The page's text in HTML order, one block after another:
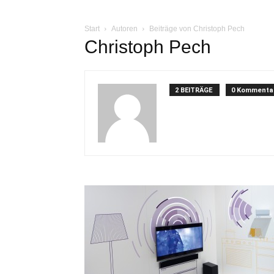
Start Autoren Beiträge von Christoph Pech
Christoph Pech
2 BEITRÄGE 0